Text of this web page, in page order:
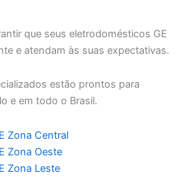
que seus eletrodomésticos GE
e atendam às suas expectativas.
estão prontos para
e em todo o Brasil.
Zona Central
Zona Oeste
Zona Leste